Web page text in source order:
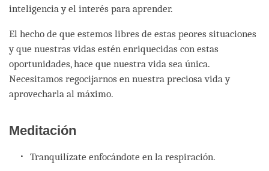
inteligencia y el interés para aprender.
El hecho de que estemos libres de estas peores situaciones
y que nuestras vidas estén enriquecidas con estas
oportunidades, hace que nuestra vida sea única.
Necesitamos regocijarnos en nuestra preciosa vida y
aprovecharla al máximo.
Meditación
Tranquilízate enfocándote en la respiración.